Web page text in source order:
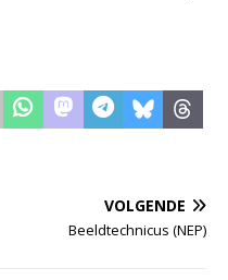
VOLGENDE
Beeldtechnicus (NEP)